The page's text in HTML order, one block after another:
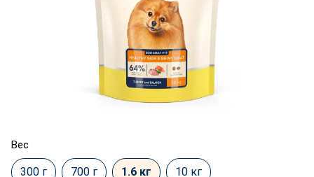
Вес
300 г 700 г 1.6 кг 10 кг